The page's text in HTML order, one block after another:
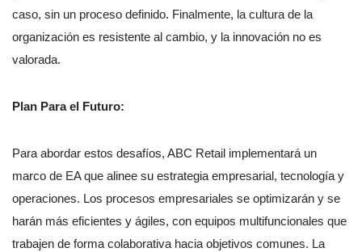
caso, sin un proceso definido. Finalmente, la cultura de la
organización es resistente al cambio, y la innovación no es
valorada.
Plan Para el Futuro:
Para abordar estos desafíos, ABC Retail implementará un
marco de EA que alinee su estrategia empresarial, tecnología y
operaciones. Los procesos empresariales se optimizarán y se
harán más eficientes y ágiles, con equipos multifuncionales que
trabajen de forma colaborativa hacia objetivos comunes. La